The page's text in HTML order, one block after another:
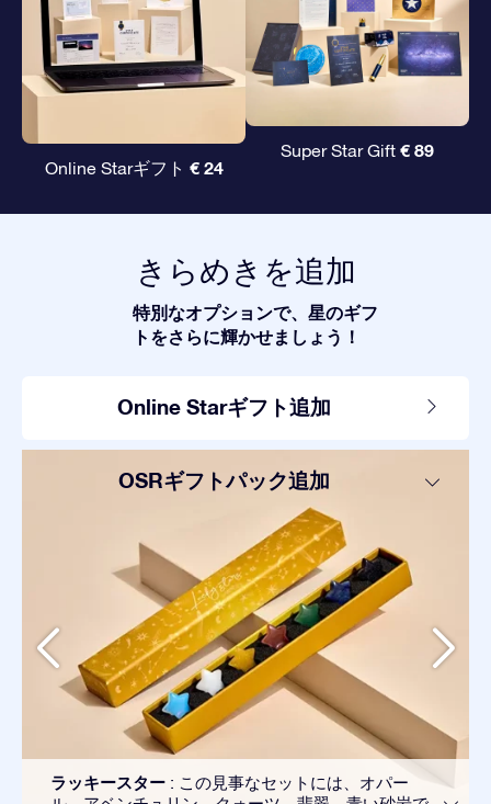
Online Starギフト € 24
Super Star Gift € 89
きらめきを追加
特別なオプションで、星のギフ
トをさらに輝かせましょう！
Online Starギフト追加
OSRギフトパック追加
ラッキースター : この見事なセットには、オパー